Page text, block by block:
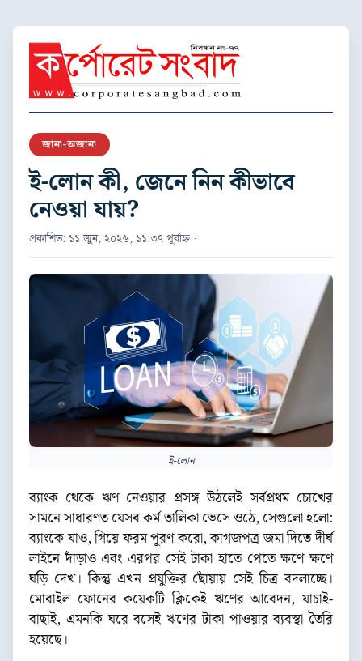
জানা-অজানা
ই-লোন কী, জেনে নিন কীভাবে
নেওয়া যায়?
প্রকাশিত: ১১ জুন, ২০২৬, ১১:৩৭ পূর্বাহ্ন ·
ই-লোন
ব্যাংক থেকে ঋণ নেওয়ার প্রসঙ্গ উঠলেই সর্বপ্রথম চোখের
সামনে সাধারণত যেসব কর্ম তালিকা ভেসে ওঠে, সেগুলো হলো:
ব্যাংকে যাও, গিয়ে ফরম পূরণ করো, কাগজপত্র জমা দিতে দীর্ঘ
লাইনে দাঁড়াও এবং এরপর সেই টাকা হাতে পেতে ক্ষণে ক্ষণে
ঘড়ি দেখ। কিন্তু এখন প্রযুক্তির ছোঁয়ায় সেই চিত্র বদলাচ্ছে।
মোবাইল ফোনের কয়েকটি ক্লিকেই ঋণের আবেদন, যাচাই-
বাছাই, এমনকি ঘরে বসেই ঋণের টাকা পাওয়ার ব্যবস্থা তৈরি
হয়েছে।